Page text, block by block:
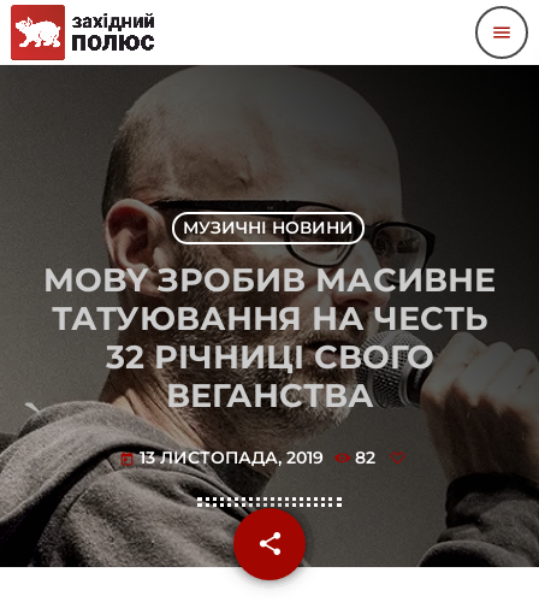
menu
МУЗИЧНІ НОВИНИ
MOBY ЗРОБИВ МАСИВНЕ
ТАТУЮВАННЯ НА ЧЕСТЬ
32 РІЧНИЦІ СВОГО
ВЕГАНСТВА
today 13 ЛИСТОПАДА, 2019 82
share
email